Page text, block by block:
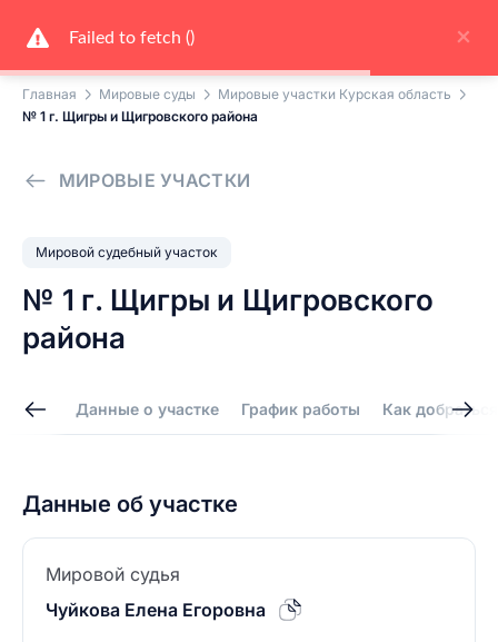
Главная Мировые суды
Мировые участки Курская область
№ 1 г. Щигры и Щигровского района
МИРОВЫЕ УЧАСТКИ
Мировой судебный участок
№ 1 г. Щигры и Щигровского
района
Данные о участке График работы Как добраться
Данные об участке
Мировой судья
Чуйкова Елена Егоровна
Failed to fetch () ×